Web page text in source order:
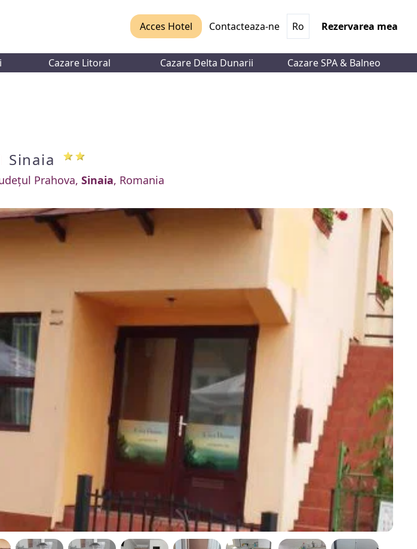
Acces Hotel Contacteaza-ne Ro Rezervarea mea
Cazare Litoral Cazare Delta Dunarii Cazare SPA & Balneo
Sinaia
Prahova, Sinaia, Romania